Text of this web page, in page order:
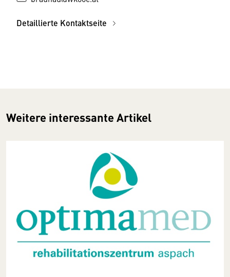
Detaillierte Kontaktseite
Weitere interessante Artikel